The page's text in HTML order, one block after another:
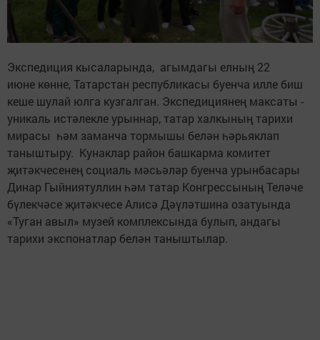
Экспедиция кысаларында, агымдагы елның 22
июне көнне, Татарстан республикасы буенча илле биш
кеше шулай юлга кузгалган. Экспедициянең максаты -
уникаль истәлекле урыннар, татар халкының тарихи
мирасы һәм заманча тормышы белән һәрьяклап
таныштыру. Кунаклар район башкарма комитет
җитәкчесенең социаль мәсьәләр буенча урынбасары
Динар Гыйниятуллин һәм татар Конгрессының Теләче
бүлекчәсе җитәкчесе Алисә Дәүләтшина озатуында
«Туган авыл» музей комплексында булып, андагы
тарихи экспонатлар белән таныштылар.